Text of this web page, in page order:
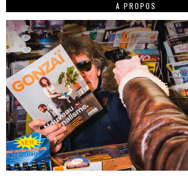
A PROPOS